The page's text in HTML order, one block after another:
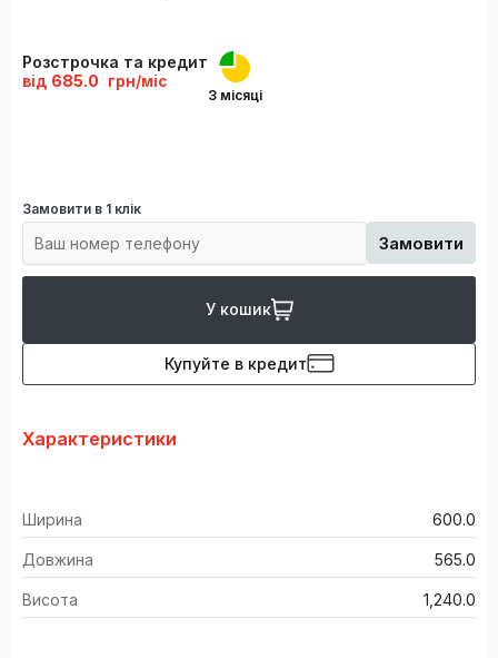
Розстрочка та кредит
від 685.0 грн/міс
3 місяці
Замовити в 1 клік
Замовити
У кошик
Купуйте в кредит
Характеристики
Ширина 600.0
Довжина 565.0
Висота 1,240.0